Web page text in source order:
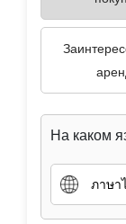
На каком